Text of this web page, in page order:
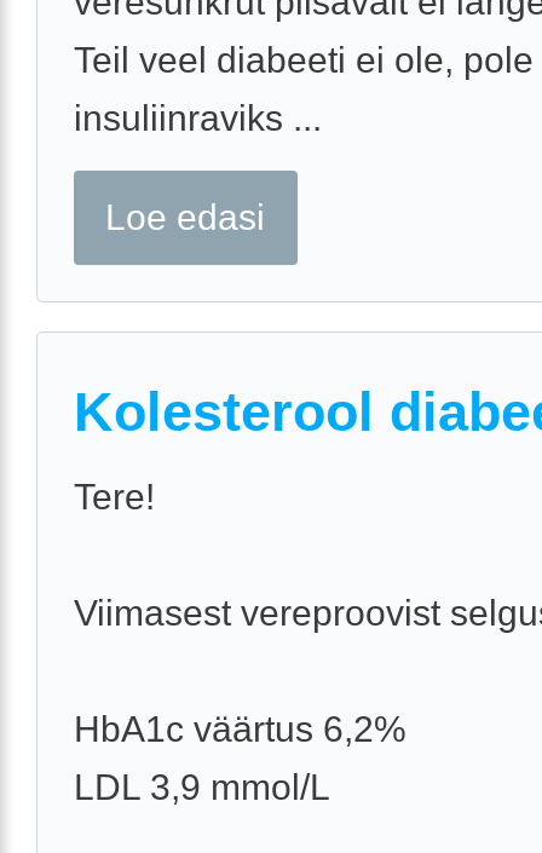
Teil veel diabeeti ei ole, pole
insuliinraviks ...
Loe edasi
Kolesterool
Tere!
Viimasest vereproovist
HbA1c väärtus 6,2%
LDL 3,9 mmol/L